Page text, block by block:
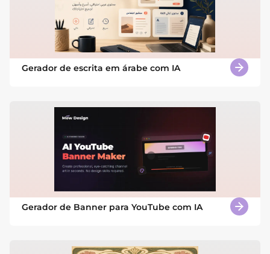
Gerador de escrita em árabe com IA
Gerador de Banner para YouTube com IA